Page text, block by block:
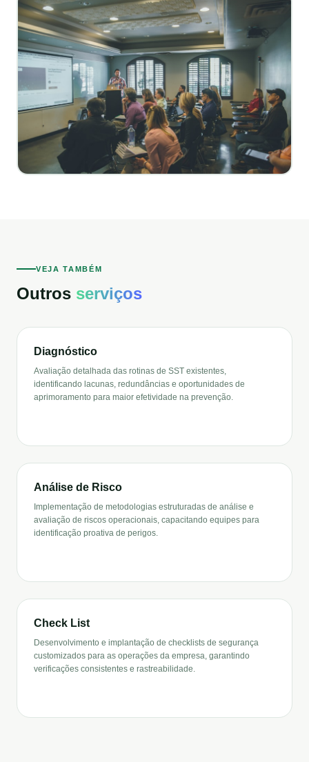
VEJA TAMBÉM
Outros serviços
Diagnóstico
Avaliação detalhada das rotinas de SST existentes,
identificando lacunas, redundâncias e oportunidades de
aprimoramento para maior efetividade na prevenção.
Análise de Risco
Implementação de metodologias estruturadas de análise e
avaliação de riscos operacionais, capacitando equipes para
identificação proativa de perigos.
Check List
Desenvolvimento e implantação de checklists de segurança
customizados para as operações da empresa, garantindo
verificações consistentes e rastreabilidade.